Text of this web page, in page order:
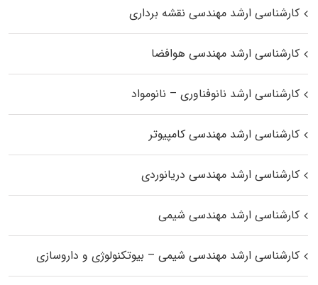
کارشناسی ارشد مهندسی نقشه برداری
کارشناسی ارشد مهندسی هوافضا
کارشناسی ارشد نانوفناوری – نانومواد
کارشناسی ارشد مهندسی کامپیوتر
کارشناسی ارشد مهندسی دریانوردی
کارشناسی ارشد مهندسی شیمی
کارشناسی ارشد مهندسی شیمی – بیوتکنولوژی و داروسازی